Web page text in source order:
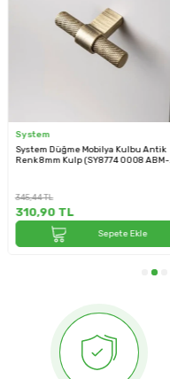
System
System Düğme Mobilya Kulbu Antik
Renk 8mm Kulp (SY8774 0008 ABM-
345,44TL
310,90TL
Sepete Ekle